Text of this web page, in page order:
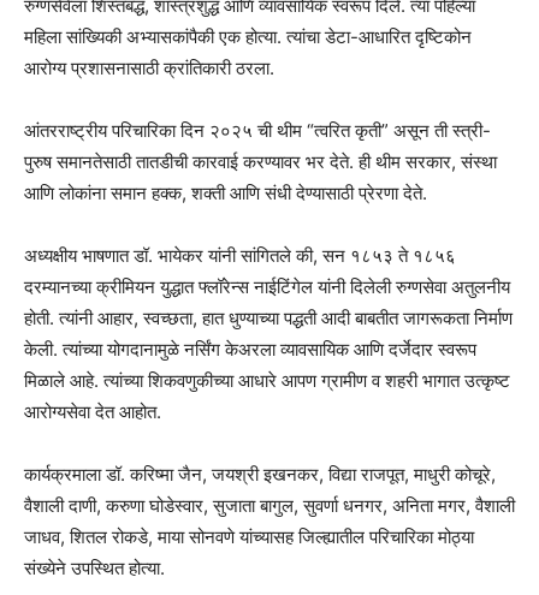
रुग्णसेवेला शिस्तबद्ध, शास्त्रशुद्ध आणि व्यावसायिक स्वरूप दिले. त्या पहिल्या
महिला सांख्यिकी अभ्यासकांपैकी एक होत्या. त्यांचा डेटा-आधारित दृष्टिकोन
आरोग्य प्रशासनासाठी क्रांतिकारी ठरला.
आंतरराष्ट्रीय परिचारिका दिन २०२५ ची थीम “त्वरित कृती” असून ती स्त्री-
पुरुष समानतेसाठी तातडीची कारवाई करण्यावर भर देते. ही थीम सरकार, संस्था
आणि लोकांना समान हक्क, शक्ती आणि संधी देण्यासाठी प्रेरणा देते.
अध्यक्षीय भाषणात डॉ. भायेकर यांनी सांगितले की, सन १८५३ ते १८५६
दरम्यानच्या क्रीमियन युद्धात फ्लॉरेन्स नाईटिंगेल यांनी दिलेली रुग्णसेवा अतुलनीय
होती. त्यांनी आहार, स्वच्छता, हात धुण्याच्या पद्धती आदी बाबतीत जागरूकता निर्माण
केली. त्यांच्या योगदानामुळे नर्सिंग केअरला व्यावसायिक आणि दर्जेदार स्वरूप
मिळाले आहे. त्यांच्या शिकवणुकीच्या आधारे आपण ग्रामीण व शहरी भागात उत्कृष्ट
आरोग्यसेवा देत आहोत.
कार्यक्रमाला डॉ. करिष्मा जैन, जयश्री इखनकर, विद्या राजपूत, माधुरी कोचूरे,
वैशाली दाणी, करुणा घोडेस्वार, सुजाता बागुल, सुवर्णा धनगर, अनिता मगर, वैशाली
जाधव, शितल रोकडे, माया सोनवणे यांच्यासह जिल्ह्यातील परिचारिका मोठ्या
संख्येने उपस्थित होत्या.